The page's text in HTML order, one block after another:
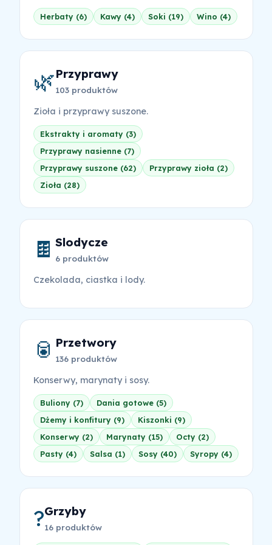
Herbaty (6) Kawy (4) Soki (19) Wino (4)
🌿Przyprawy
103 produktów
Zioła i przyprawy suszone.
Ekstrakty i aromaty (3)
Przyprawy nasienne (7)
Przyprawy suszone (62)
Przyprawy zioła (2)
Zioła (28)
🍫 Slodycze
6 produktów
Czekolada, ciastka i lody.
🥫 Przetwory
136 produktów
Konserwy, marynaty i sosy.
Buliony (7)
Dania gotowe (5)
Dżemy i konfitury (9)
Kiszonki (9)
Konserwy (2)
Marynaty (15)
Octy (2)
Pasty (4)
Salsa (1) Sosy (40) Syropy (4)
?Grzyby
16 produktów